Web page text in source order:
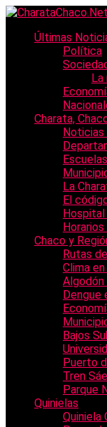
Últimas
Política
La
Charata,
Noticias
La
El
Hospital
Chaco y
Rutas
Clima
Algodón
Dengue
Bajos
Puerto
Tren
Parque
Quinielas
Quiniela